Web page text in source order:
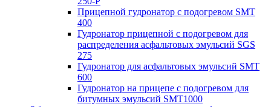
Прицепной гудронатор с подогревом SMT
400
Гудронатор прицепной с подогревом для
распределения асфальтовых эмульсий SGS
275
Гудронатор для асфальтовых эмульсий SMT
600
Гудронатор на прицепе с подогревом для
битумных эмульсий SMT1000